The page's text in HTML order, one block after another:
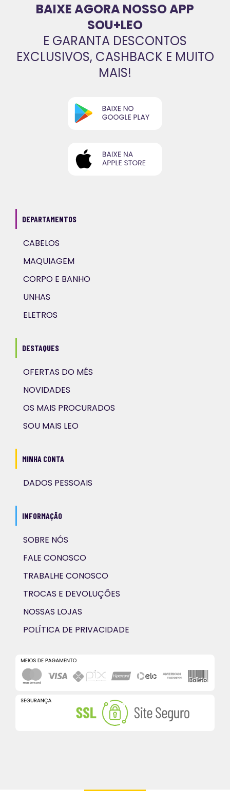
BAIXE AGORA NOSSO APP
SOU+LEO
E GARANTA DESCONTOS
EXCLUSIVOS, CASHBACK E MUITO
MAIS!
DEPARTAMENTOS
CABELOS
MAQUIAGEM
CORPO E BANHO
UNHAS
ELETROS
DESTAQUES
OFERTAS DO MÊS
NOVIDADES
OS MAIS PROCURADOS
SOU MAIS LEO
MINHA CONTA
DADOS PESSOAIS
INFORMAÇÃO
SOBRE NÓS
FALE CONOSCO
TRABALHE CONOSCO
TROCAS E DEVOLUÇÕES
NOSSAS LOJAS
POLÍTICA DE PRIVACIDADE